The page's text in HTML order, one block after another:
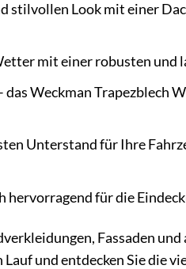
stilvollen Look mit einer
mit einer robusten und
das Weckman Trapezblech
Unterstand für Ihre
hervorragend für die
Fassaden
und entdecken Sie die